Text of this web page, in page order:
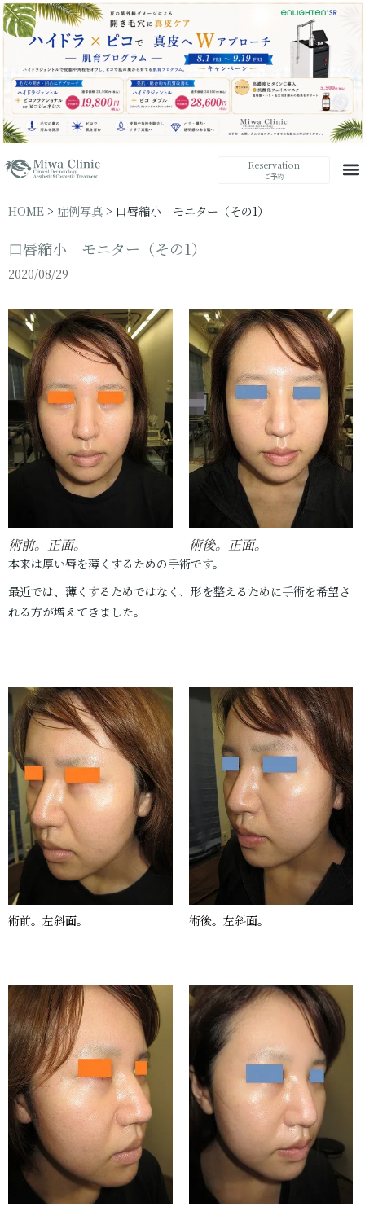
Reservation
ご予約
HOME > 症例写真 > 口唇縮小 モニター（その1）
口唇縮小 モニター（その1）
2020/08/29
術前。正面。 術後。正面。
本来は厚い唇を薄くするための手術です。
最近では、薄くするためではなく、形を整えるために手術を希望さ
れる方が増えてきました。
術前。左斜面。 術後。左斜面。